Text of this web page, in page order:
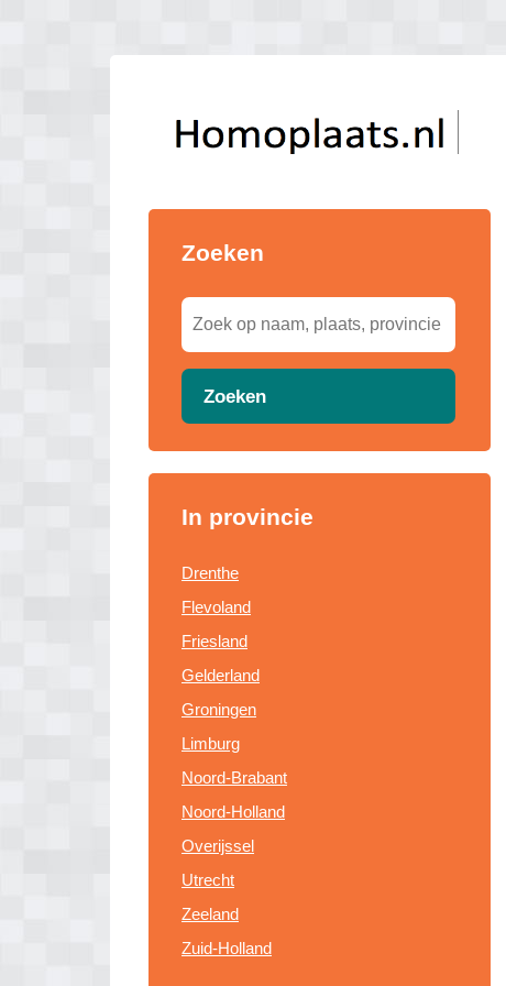
Zoeken
Zoeken
In provincie
Drenthe
Flevoland
Friesland
Gelderland
Groningen
Limburg
Noord-Brabant
Noord-Holland
Overijssel
Utrecht
Zeeland
Zuid-Holland